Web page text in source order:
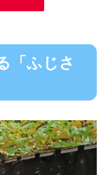
「ふじさ